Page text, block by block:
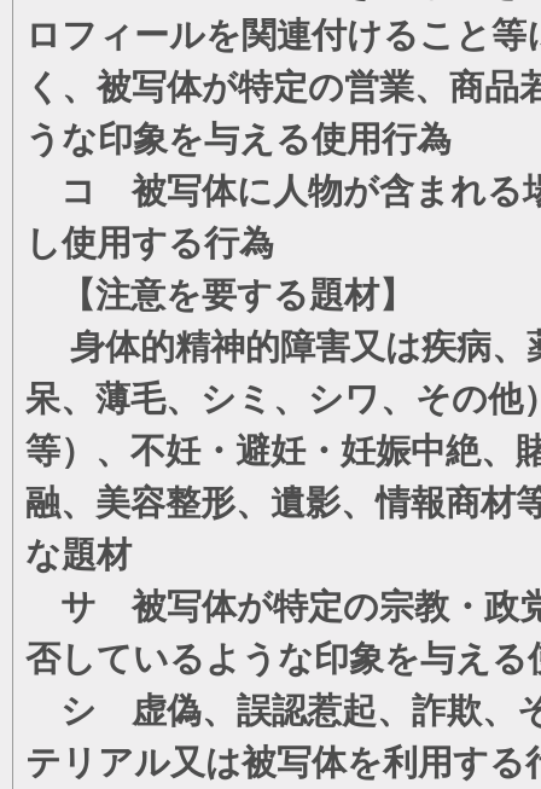
ロフィールを関連付けること
く、被写体が特定の営業、商
うな印象を与える使用行為
コ 被写体に人物が含まれる
し使用する行為
【注意を要する題材】
身体的精神的障害又は疾病、
呆、薄毛、シミ、シワ、その他
等）、不妊・避妊・妊娠中絶、
融、美容整形、遺影、情報商材
な題材
サ 被写体が特定の宗教・政
否しているような印象を与える
シ 虚偽、誤認惹起、詐欺、
テリアル又は被写体を利用する